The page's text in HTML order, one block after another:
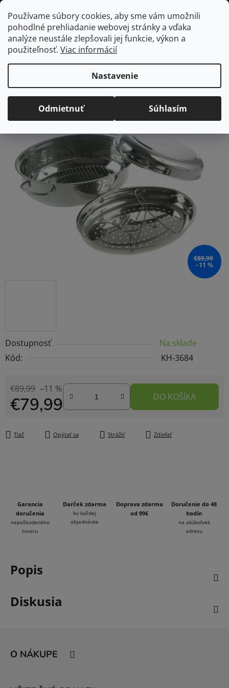
Používame súbory cookies, aby sme vám umožnili
pohodlné prehliadanie webovej stránky a vďaka
analýze neustále zlepšovali jej funkcie, výkon a
použiteľnosť. Viac informácií
Nastavenie
Odmietnuť Súhlasím
Prejsť
na
obsah
Hľadať
Domov
/ Kuchyňa Zura Elegance oválny naparovací pekáč, 5,6L
Dostupnosť
Na sklade
Kód:
KH-3684
€89,99 –11 %
€79,99 DO KOŠÍKA
Tlač Opýtať sa Strážiť Zdieľať
Zura Elegance oválny
naparovací pekáč, 5,6L
Priemerné
hodnotenie
produktu
je
hviezdičiek.
NeohodnotenéPodrobnosti hodnotenia
NÁŠ TIP NA 🎁
€89,99
–11 %
Garancia
doručenia
nepoškodeného
tovaru
Darček zdarma
ku každej
objednávke
Doprava zdarma
od 99€
Doručenie do 48
hodín
na akúkoľvek
adresu
Popis
Diskusia
O NÁKUPE